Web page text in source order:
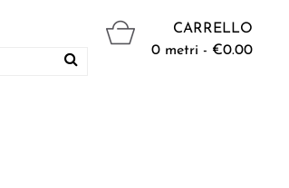
CARRELLO
0 metri - €0.00